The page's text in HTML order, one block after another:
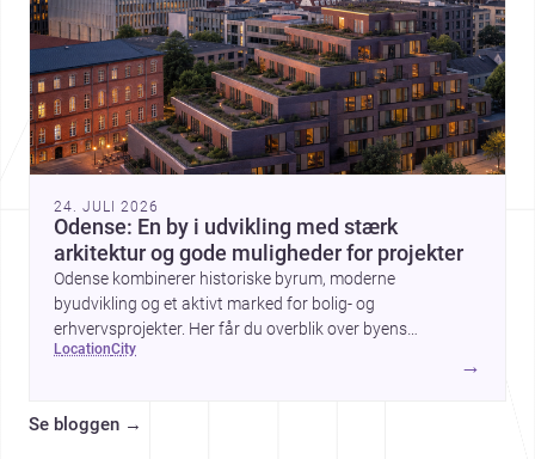
24. JULI 2026
Odense: En by i udvikling med stærk
arkitektur og gode muligheder for projekter
Odense kombinerer historiske byrum, moderne
byudvikling og et aktivt marked for bolig- og
erhvervsprojekter. Her får du overblik over byens
arkitektur, byggemæssige prisniveau og hvorfor byen er
interessant for dig, der planlægger at bygge, renovere eller
location city
→
Se bloggen →